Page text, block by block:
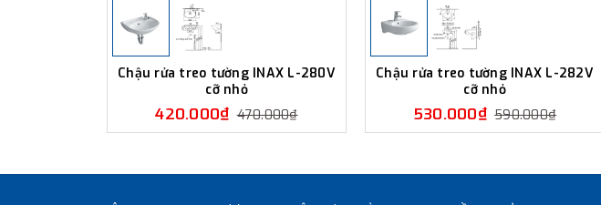
Chậu rửa treo tường INAX L-280V
cỡ nhỏ
420.000₫ 470.000₫
Chậu rửa treo tường INAX L-282V
cỡ nhỏ
530.000₫ 590.000₫